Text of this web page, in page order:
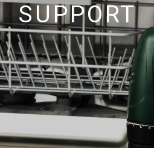
SUPPORT